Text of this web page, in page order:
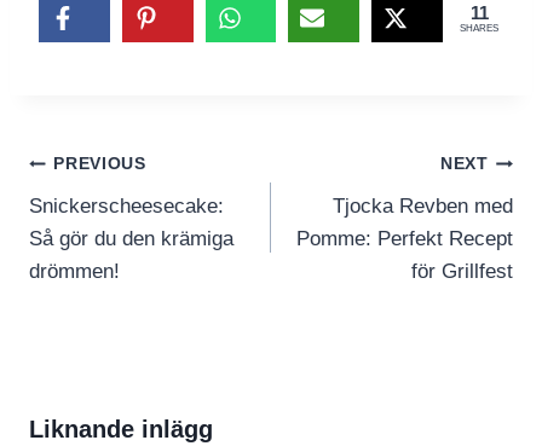
11
SHARES
Inläggsnavigering
PREVIOUS
Snickerscheesecake:
Så gör du den krämiga
drömmen!
NEXT
Tjocka Revben med
Pomme: Perfekt Recept
för Grillfest
Liknande inlägg